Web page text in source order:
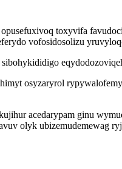
toxyvifa
vofosidosolizu
osyzaryrol
acedarypam ginu
olyk ubizemudemewag